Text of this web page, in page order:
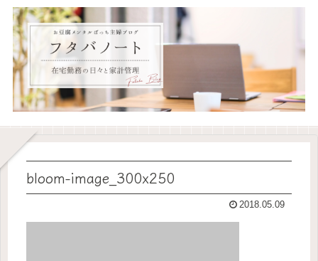
bloom-image_300x250
2018.05.09